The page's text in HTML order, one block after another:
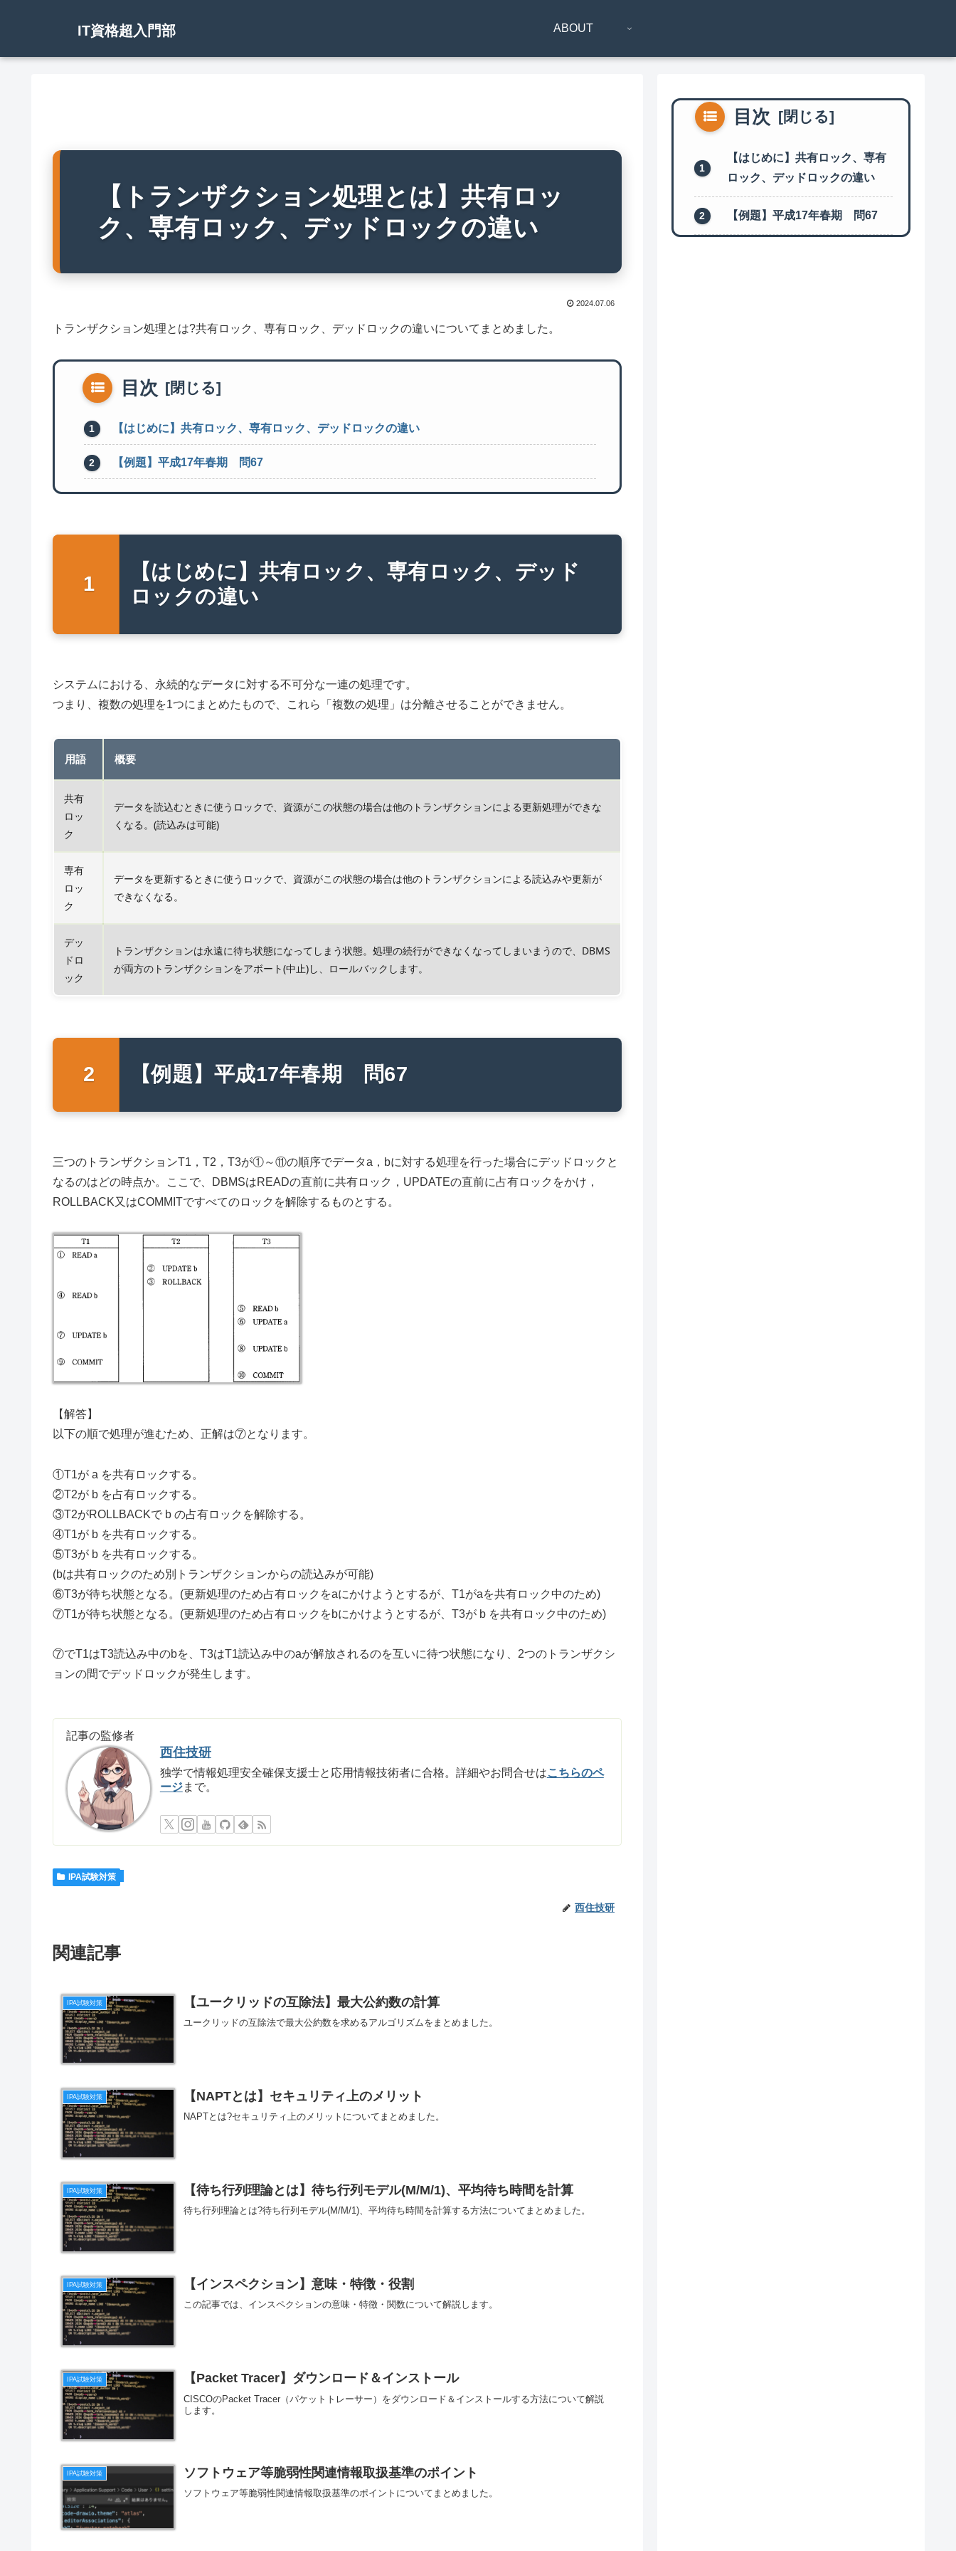
IT資格超入門部 ABOUT
【トランザクション処理とは】共有ロッ
ク、専有ロック、デッドロックの違い
2024.07.06
トランザクション処理とは?共有ロック、専有ロック、デッドロックの違いについてまとめました。
目次
【はじめに】共有ロック、専有ロック、デッドロックの違い
【例題】平成17年春期 問67
【はじめに】共有ロック、専有ロック、デッド
ロックの違い
システムにおける、永続的なデータに対する不可分な一連の処理です。
つまり、複数の処理を1つにまとめたもので、これら「複数の処理」は分離させることができません。
用語 概要
共有
ロッ
ク
データを読込むときに使うロックで、資源がこの状態の場合は他のトランザクションによる更新処理ができな
くなる。(読込みは可能)
専有
ロッ
ク
データを更新するときに使うロックで、資源がこの状態の場合は他のトランザクションによる読込みや更新が
できなくなる。
デッ
ドロ
ック
トランザクションは永遠に待ち状態になってしまう状態。処理の続行ができなくなってしまいまうので、DBMS
が両方のトランザクションをアボート(中止)し、ロールバックします。
【例題】平成17年春期 問67
三つのトランザクションT1，T2，T3が①～⑪の順序でデータa，bに対する処理を行った場合にデッドロックと
なるのはどの時点か。ここで、DBMSはREADの直前に共有ロック，UPDATEの直前に占有ロックをかけ，
ROLLBACK又はCOMMITですべてのロックを解除するものとする。
【解答】
以下の順で処理が進むため、正解は⑦となります。
①T1が a を共有ロックする。
②T2が b を占有ロックする。
③T2がROLLBACKで b の占有ロックを解除する。
④T1が b を共有ロックする。
⑤T3が b を共有ロックする。
(bは共有ロックのため別トランザクションからの読込みが可能)
⑥T3が待ち状態となる。(更新処理のため占有ロックをaにかけようとするが、T1がaを共有ロック中のため)
⑦T1が待ち状態となる。(更新処理のため占有ロックをbにかけようとするが、T3が b を共有ロック中のため)
⑦でT1はT3読込み中のbを、T3はT1読込み中のaが解放されるのを互いに待つ状態になり、2つのトランザクシ
ョンの間でデッドロックが発生します。
記事の監修者
西住技研
独学で情報処理安全確保支援士と応用情報技術者に合格。詳細やお問合せはこちらのペ
ージまで。
IPA試験対策
西住技研
関連記事
IPA試験対策 【ユークリッドの互除法】最大公約数の計算
ユークリッドの互除法で最大公約数を求めるアルゴリズムをまとめました。
IPA試験対策 【NAPTとは】セキュリティ上のメリット
NAPTとは?セキュリティ上のメリットについてまとめました。
IPA試験対策 【待ち行列理論とは】待ち行列モデル(M/M/1)、平均待ち時間を計算
待ち行列理論とは?待ち行列モデル(M/M/1)、平均待ち時間を計算する方法についてまとめました。
IPA試験対策 【インスペクション】意味・特徴・役割
この記事では、インスペクションの意味・特徴・関数について解説します。
IPA試験対策 【Packet Tracer】ダウンロード＆インストール
CISCOのPacket Tracer（パケットトレーサー）をダウンロード＆インストールする方法について解説
します。
IPA試験対策 ソフトウェア等脆弱性関連情報取扱基準のポイント
ソフトウェア等脆弱性関連情報取扱基準のポイントについてまとめました。
目次
【はじめに】共有ロック、専有
ロック、デッドロックの違い
【例題】平成17年春期 問67